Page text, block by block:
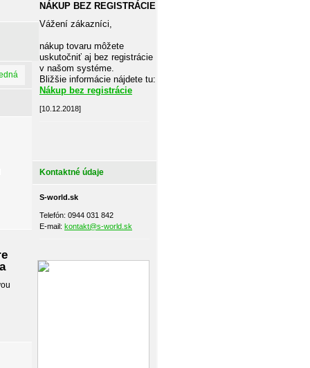
NÁKUP BEZ REGISTRÁCIE
Vážení zákazníci,
nákup tovaru môžete
uskutočniť aj bez registrácie
v našom systéme.
Bližšie informácie nájdete tu:
Nákup bez registrácie
[10.12.2018]
Kontaktné údaje
S-world.sk
Telefón: 0944 031 842
E-mail: kontakt@s-world.sk